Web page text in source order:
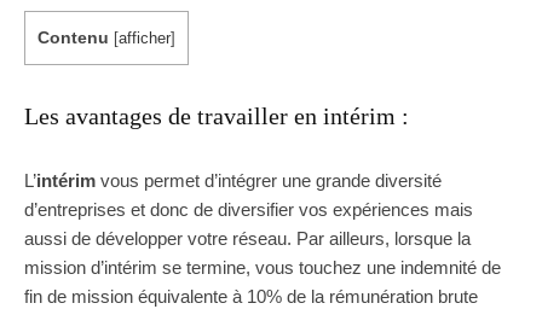
Contenu [afficher]
Les avantages de travailler en intérim :
L’intérim vous permet d’intégrer une grande diversité
d’entreprises et donc de diversifier vos expériences mais
aussi de développer votre réseau. Par ailleurs, lorsque la
mission d’intérim se termine, vous touchez une indemnité de
fin de mission équivalente à 10% de la rémunération brute